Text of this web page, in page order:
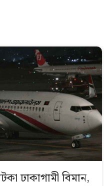
ঢাকাগামী বিমান,